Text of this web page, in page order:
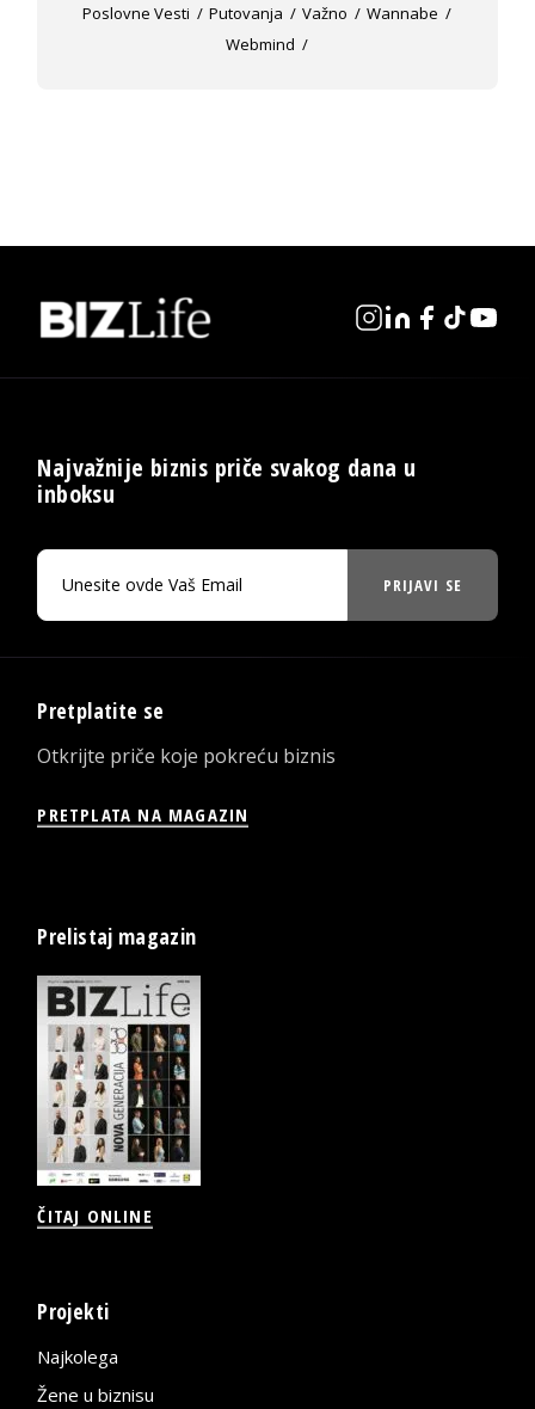
Poslovne Vesti
Putovanja Važno
Wannabe
Webmind
Najvažnije biznis priče svakog dana u
inboksu
PRIJAVI SE
Pretplatite se
Otkrijte priče koje pokreću biznis
PRETPLATA NA MAGAZIN
Prelistaj magazin
ČITAJ ONLINE
Projekti
Najkolega
Žene u biznisu